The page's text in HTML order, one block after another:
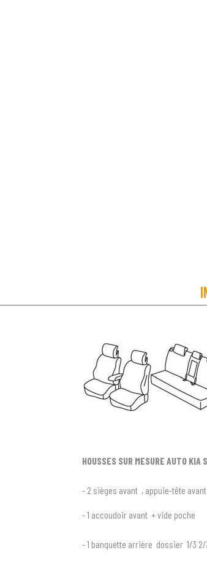
HOUSSES SUR MESURE AUTO
- 2 sièges avant , appuie-tête
- 1 accoudoir avant + vide poche
- 1 banquette arrière dossier 1/3